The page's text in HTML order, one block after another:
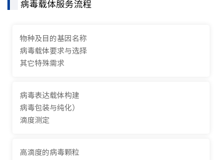
病毒载体服务流程
物种及目的基因名称
病毒载体要求与选择
其它特殊需求
病毒表达载体构建
病毒包装与纯化）
滴度测定
高滴度的病毒颗粒